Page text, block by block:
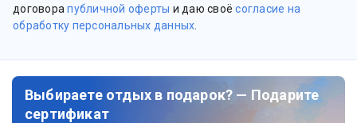
договорапубличной оферты и даю своёсогласие на
обработку персональных данных
Выбираете отдых в подарок? — Подарите
сертификат